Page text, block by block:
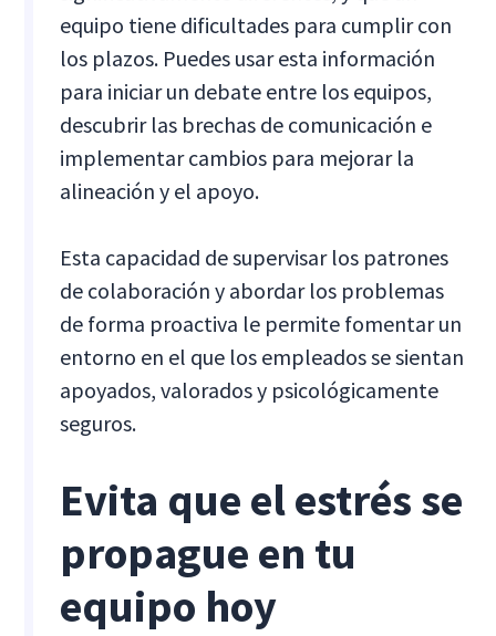
equipo tiene dificultades para cumplir con
los plazos. Puedes usar esta información
para iniciar un debate entre los equipos,
descubrir las brechas de comunicación e
implementar cambios para mejorar la
alineación y el apoyo.
Esta capacidad de supervisar los patrones
de colaboración y abordar los problemas
de forma proactiva le permite fomentar un
entorno en el que los empleados se sientan
apoyados, valorados y psicológicamente
seguros.
Evita que el estrés se
propague en tu
equipo hoy